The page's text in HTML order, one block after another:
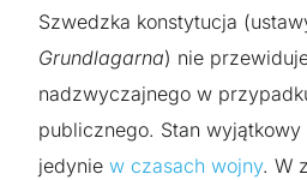
Szwedzka konstytucja
Grundlagarna) nie
nadzwyczajnego w
publicznego. Stan wyjątkowy
jedyniew czasach wojny. W